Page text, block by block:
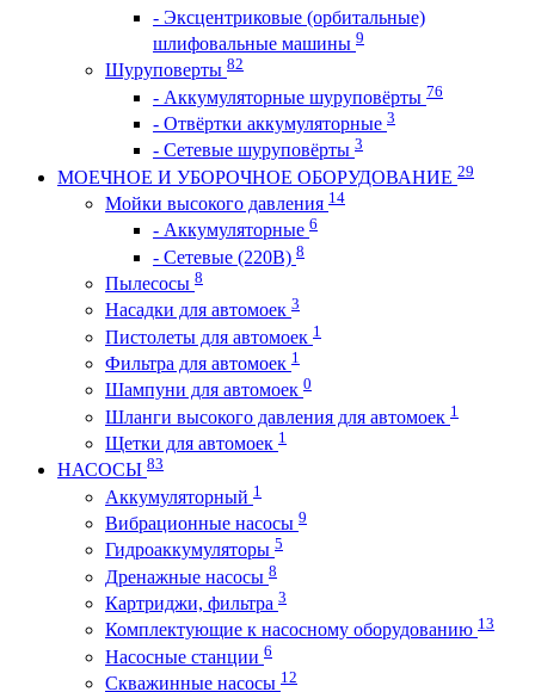
- Эксцентриковые (орбитальные)
шлифовальные машины 9
Шуруповерты 82
- Аккумуляторные шуруповёрты 76
- Отвёртки аккумуляторные 3
- Сетевые шуруповёрты 3
МОЕЧНОЕ И УБОРОЧНОЕ ОБОРУДОВАНИЕ 29
Мойки высокого давления 14
- Аккумуляторные 6
- Сетевые (220В) 8
Пылесосы 8
Насадки для автомоек 3
Пистолеты для автомоек 1
Фильтра для автомоек 1
Шампуни для автомоек 0
Шланги высокого давления для автомоек 1
Щетки для автомоек 1
НАСОСЫ 83
Аккумуляторный 1
Вибрационные насосы 9
Гидроаккумуляторы 5
Дренажные насосы 8
Картриджи, фильтра 3
Комплектующие к насосному оборудованию 13
Насосные станции 6
Скважинные насосы 12